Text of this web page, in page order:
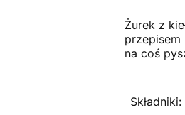
Żurek z
przepisem
na coś
Składniki: